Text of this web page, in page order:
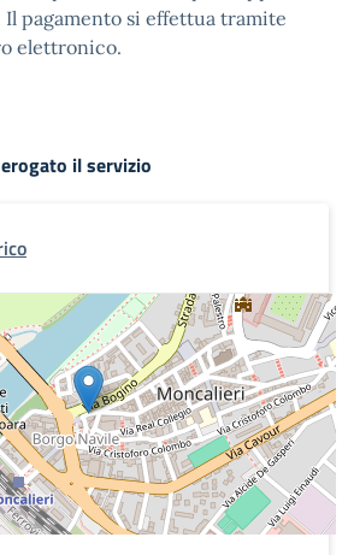
pagamento si effettua tramite
elettronico.
il servizio